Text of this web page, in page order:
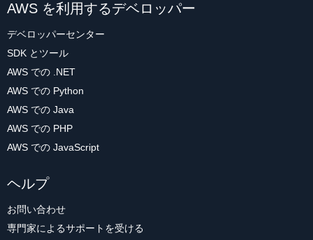
AWS を利用するデベロッパー
デベロッパーセンター
SDK とツール
AWS での .NET
AWS での Python
AWS での Java
AWS での PHP
AWS での JavaScript
ヘルプ
お問い合わせ
専門家によるサポートを受ける